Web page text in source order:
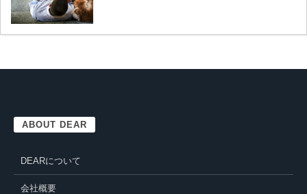
ABOUT DEAR
DEARについて
会社概要